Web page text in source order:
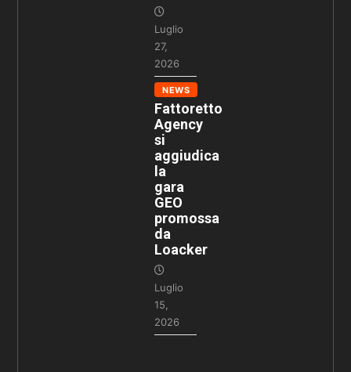
Luglio
27,
2026
NEWS
Fattoretto
Agency
si
aggiudica
la
gara
GEO
promossa
da
Loacker
Luglio
15,
2026